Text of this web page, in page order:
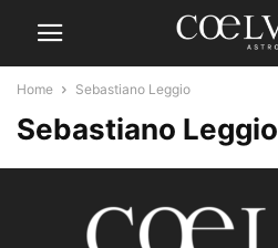
Home Sebastiano Leggio
Sebastiano Leggio